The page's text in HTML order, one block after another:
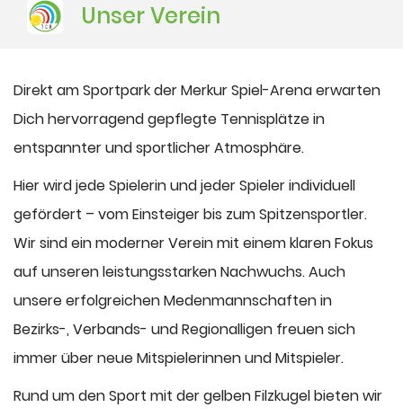
Unser Verein
Direkt am Sportpark der Merkur Spiel-Arena erwarten
Dich hervorragend gepflegte Tennisplätze in
entspannter und sportlicher Atmosphäre.
Hier wird jede Spielerin und jeder Spieler individuell
gefördert – vom Einsteiger bis zum Spitzensportler.
Wir sind ein moderner Verein mit einem klaren Fokus
auf unseren leistungsstarken Nachwuchs. Auch
unsere erfolgreichen Medenmannschaften in
Bezirks-, Verbands- und Regionalligen freuen sich
immer über neue Mitspielerinnen und Mitspieler.
Rund um den Sport mit der gelben Filzkugel bieten wir